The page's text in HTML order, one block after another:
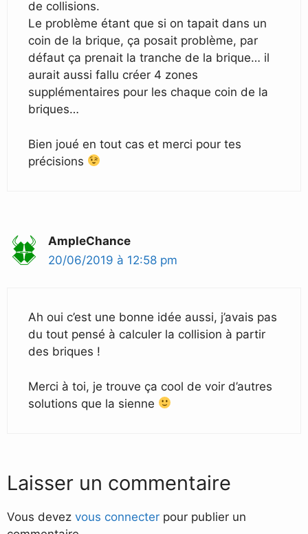
de collisions.
Le problème étant que si on tapait dans un
coin de la brique, ça posait problème, par
défaut ça prenait la tranche de la brique… il
aurait aussi fallu créer 4 zones
supplémentaires pour les chaque coin de la
briques…
Bien joué en tout cas et merci pour tes
précisions
AmpleChance
20/06/2019 à 12:58 pm
Ah oui c’est une bonne idée aussi, j’avais pas
du tout pensé à calculer la collision à partir
des briques !
Merci à toi, je trouve ça cool de voir d’autres
solutions que la sienne
Laisser un commentaire
Vous devez vous connecter pour publier un